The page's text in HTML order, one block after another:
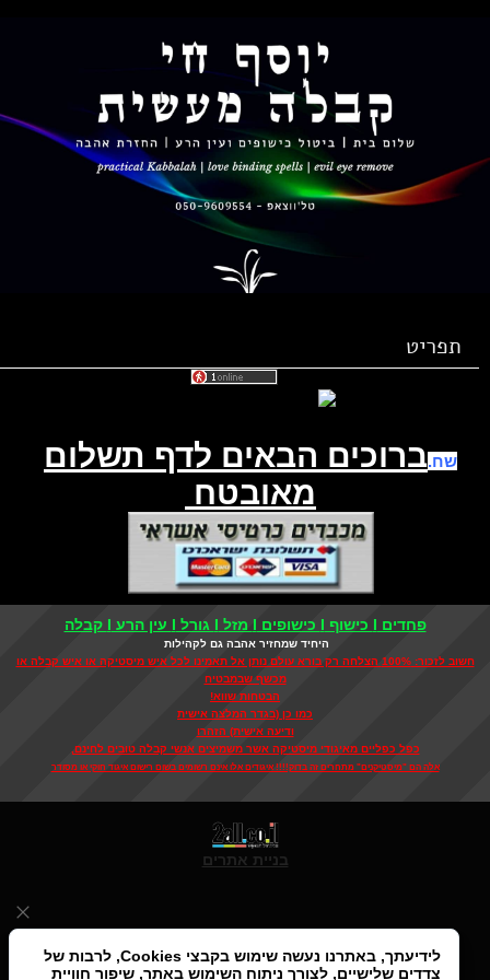
תפריט
שח.ברוכים הבאים לדף תשלום
מאובטח
פחדים I כישוף I כישופים I מזל I גורל I עין הרע I קבלה
היחיד שמחזיר אהבה גם לקהילות
חשוב לזכור: 100% הצלחה רק בורא עולם נותן אל תאמינו לכל איש מיסטיקה או איש קבלה או
מכשף שבמבטיח
הבטחות שווא!
כמו כן (בגדר המלצה אישית
ודיעה אישית) הזהרו
כפל כפליים מאיגודי מיסטיקה אשר משמיצים אנשי קבלה טובים לחינם,
אלה הם "מיסטיקנים" מתחרים זה בדוק!!!! איגודים אלו אינם רשומים בשום רישום איגוד חוקי או מסודר
בניית אתרים
לידיעתך, באתרנו נעשה שימוש בקבצי Cookies, לרבות של
צדדים שלישיים, לצורך ניתוח השימוש באתר, שיפור חוויית